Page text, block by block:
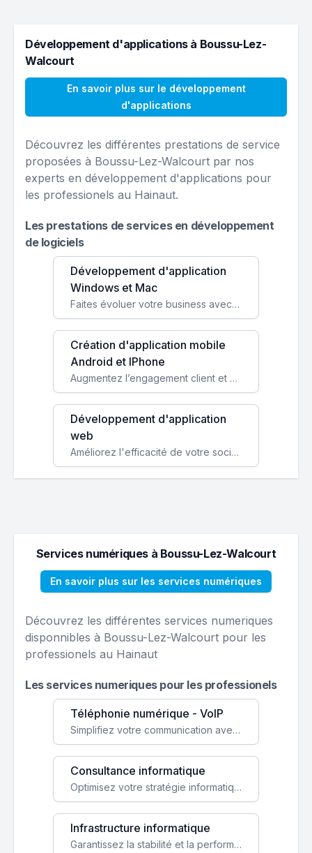
Développement d'applications à Boussu-Lez-
Walcourt
En savoir plus sur le développement
d'applications
Découvrez les différentes prestations de service
proposées à Boussu-Lez-Walcourt par nos
experts en développement d'applications pour
les professionels au Hainaut.
Les prestations de services en développement
de logiciels
Développement d'application
Windows et Mac
Faites évoluer votre business avec des solutions logicielles personnalisées, parfaitement adaptées à vos besoins spécifiques.
Création d'application mobile
Android et IPhone
Augmentez l’engagement client et simplifiez vos processus avec une application mobile sur mesure, disponible sur iOS et Android.
Développement d'application
web
Améliorez l'efficacité de votre société avec une application web personnalisée accessible partout et tout le temps.
Services numériques à Boussu-Lez-Walcourt
En savoir plus sur les services numériques
Découvrez les différentes services numeriques
disponnibles à Boussu-Lez-Walcourt pour les
professionels au Hainaut
Les services numeriques pour les professionels
Téléphonie numérique - VoIP
Simplifiez votre communication avec une solution VoIP flexible, économique et adaptée à vos besoins professionnels.
Consultance informatique
Optimisez votre stratégie informatique avec l'expertise de nos consultants pour améliorer votre efficacité et sécurité.
Infrastructure informatique
Garantissez la stabilité et la performance de votre entreprise avec une infrastructure IT sécurisée et évolutive.